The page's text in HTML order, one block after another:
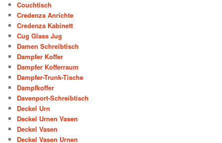
Couchtisch
Credenza Anrichte
Credenza Kabinett
Cug Glass Jug
Damen Schreibtisch
Dampfer Koffer
Dampfer Kofferraum
Dampfer-Trunk-Tische
Dampfkoffer
Davenport-Schreibtisch
Deckel Urn
Deckel Urnen Vasen
Deckel Vasen
Deckel Vasen Urnen